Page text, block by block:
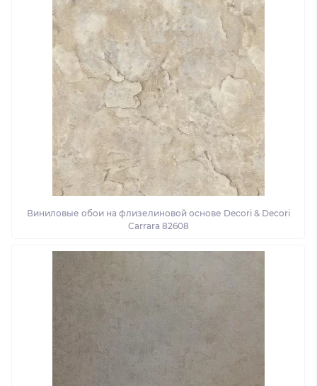
Виниловые обои на флизелиновой основе Decori & Decori
Carrara 82608